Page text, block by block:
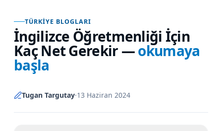
TÜRKIYE BLOGLARI
İngilizce Öğretmenliği İçin
Kaç Net Gerekir —okumaya
başla
Tugan Targutay·13 Haziran 2024